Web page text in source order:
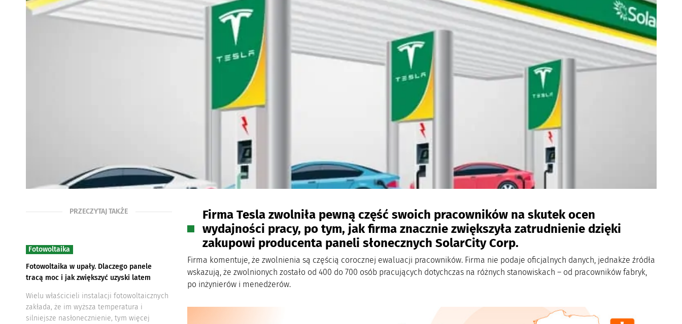
PRZECZYTAJ TAKŻE
Fotowoltaika
Fotowoltaika w upały. Dlaczego panele
tracą moc i jak zwiększyć uzyski latem
Wielu właścicieli instalacji fotowoltaicznych
zakłada, że im wyższa temperatura i
silniejsze nasłonecznienie, tym więcej
Firma Tesla zwolniła pewną część swoich pracowników na skutek ocen
wydajności pracy, po tym, jak firma znacznie zwiększyła zatrudnienie dzięki
zakupowi producenta paneli słonecznych SolarCity Corp.
Firma komentuje, że zwolnienia są częścią corocznej ewaluacji pracowników. Firma nie podaje oficjalnych danych, jednakże źródła
wskazują, że zwolnionych zostało od 400 do 700 osób pracujących dotychczas na różnych stanowiskach – od pracowników fabryk,
po inżynierów i menedżerów.